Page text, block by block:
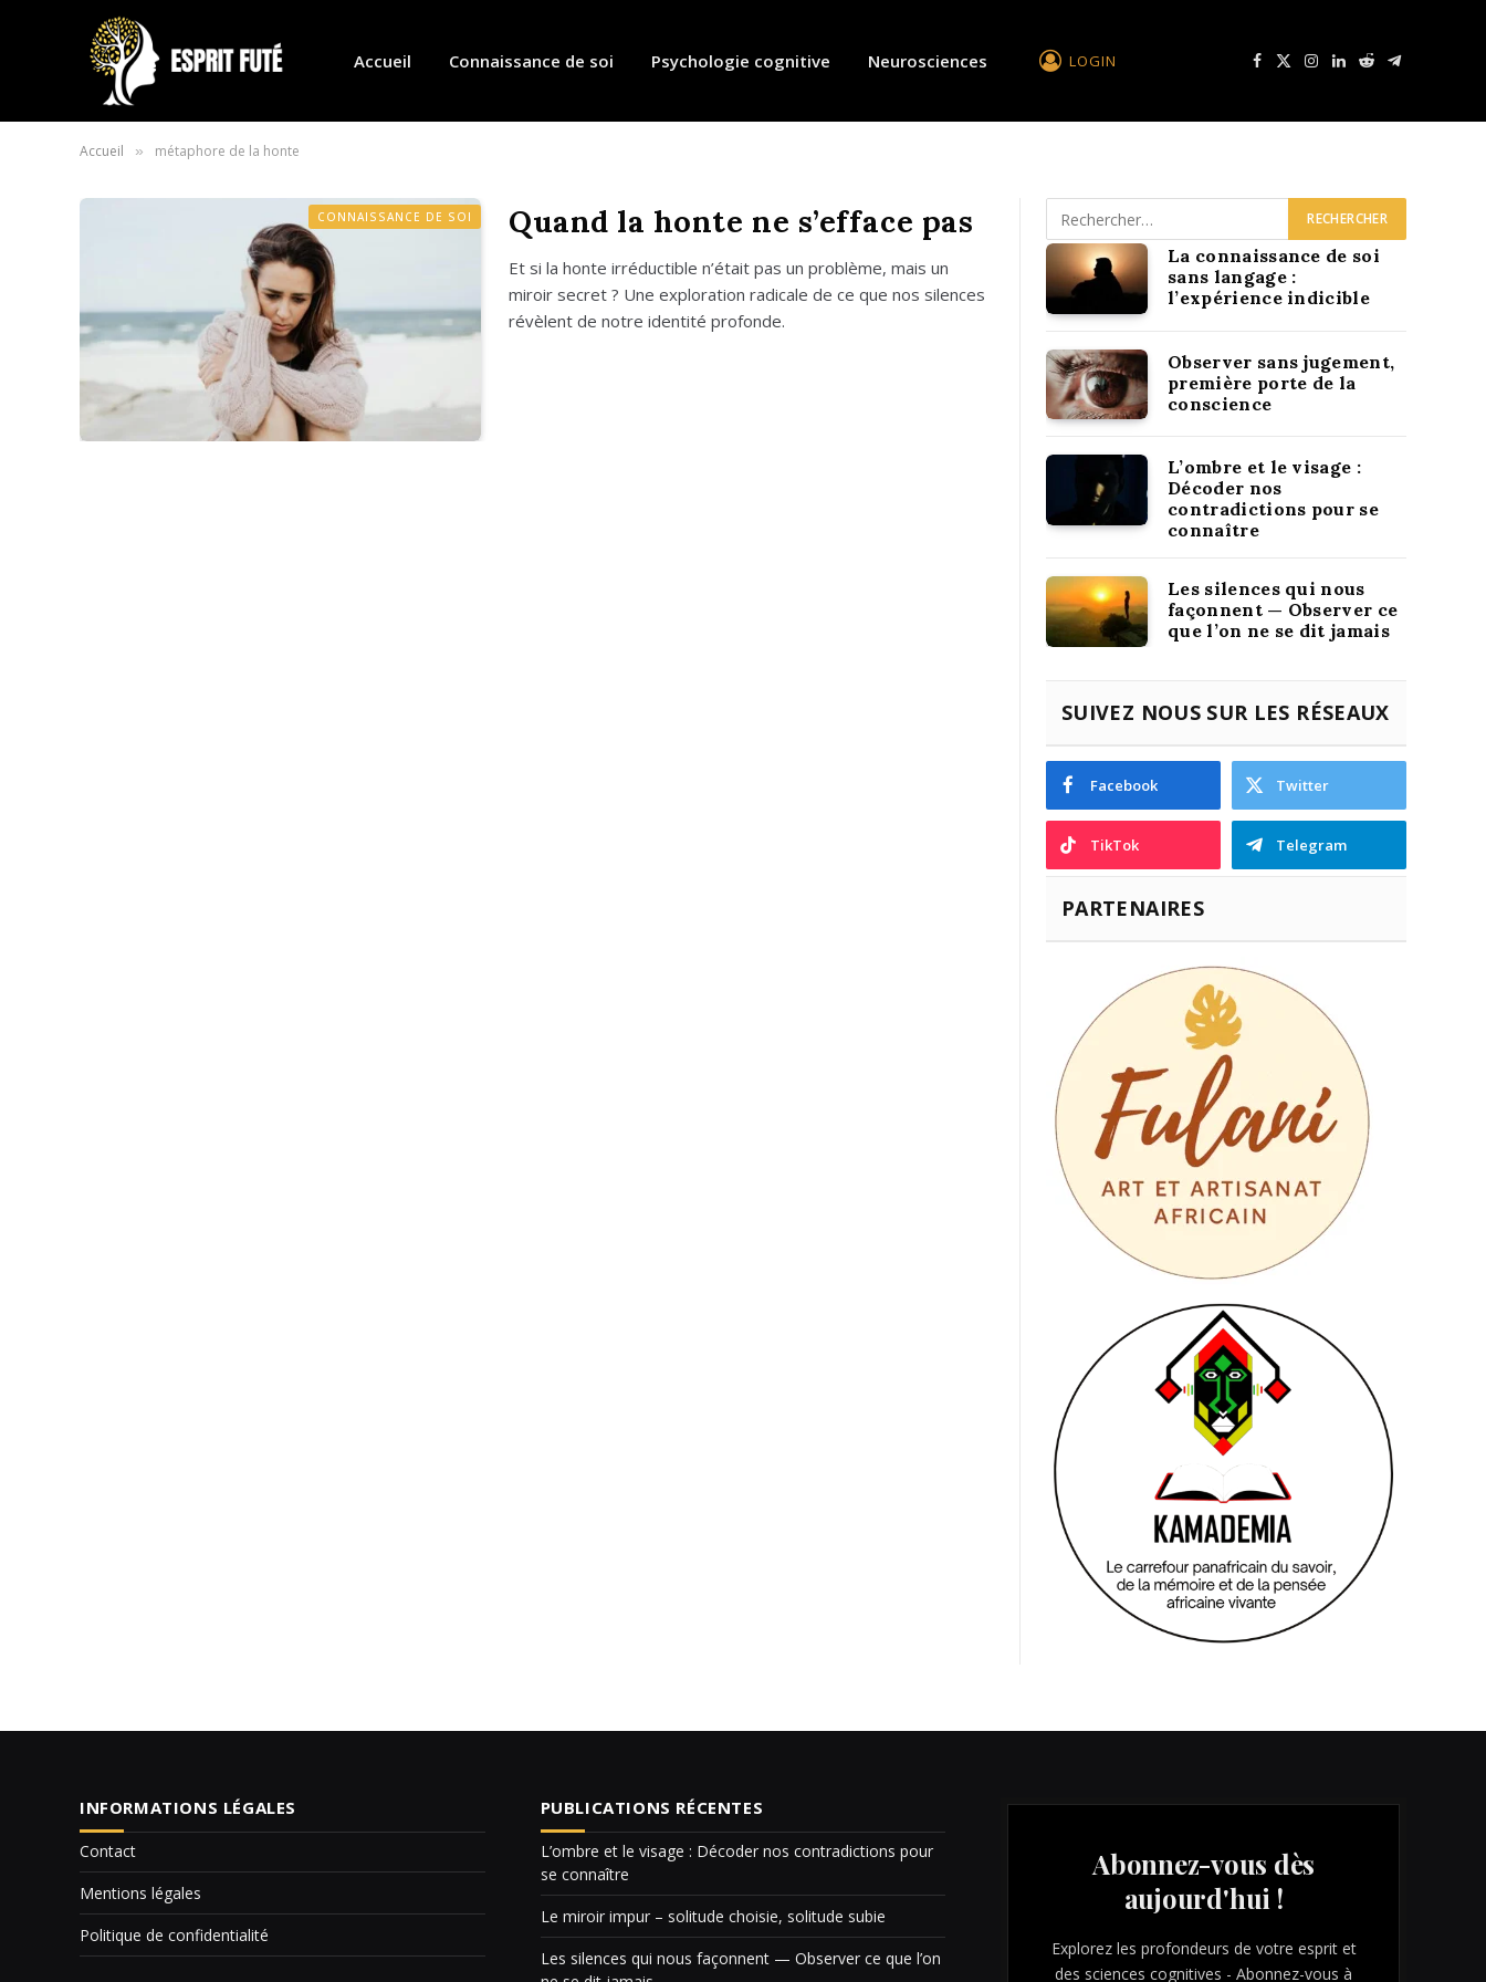
Accueil Connaissance de soi Psychologie cognitive Neurosciences LOGIN Facebook
X Instagram
LinkedIn
RedditTélégramme
Accueil » métaphore de la honte
CONNAISSANCE DE SOI Quand la honte ne s’efface pas
Et si la honte irré­duc­tible n’était pas un pro­blème, mais un
miroir secret ? Une explo­ra­tion radi­cale de ce que nos silences
révèlent de notre iden­ti­té pro­fonde.
La connaissance de soi
sans langage :
l’expérience indicible
Observer sans jugement,
première porte de la
conscience
L’ombre et le visage :
Décoder nos
contradictions pour se
connaître
Les silences qui nous
façonnent — Observer ce
que l’on ne se dit jamais
SUIVEZ NOUS SUR LES RÉSEAUX
Facebook Twitter
TikTok Telegram
PARTENAIRES
INFORMATIONS LÉGALES
Contact
Mentions légales
Politique de confidentialité
PUBLICATIONS RÉCENTES
L’ombre et le visage : Décoder nos contradictions pour
se connaître
Le miroir impur – solitude choisie, solitude subie
Les silences qui nous façonnent — Observer ce que l’on
Abonnez-vous dès
aujourd'hui !
Explorez les profondeurs de votre esprit et
des sciences cognitives - Abonnez-vous à